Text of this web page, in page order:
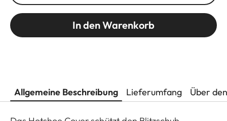
In den Warenkorb
Allgemeine Beschreibung Lieferumfang Über